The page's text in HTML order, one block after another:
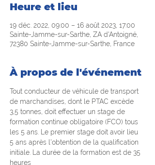
Heure et lieu
19 déc. 2022, 09:00 – 16 août 2023, 17:00
Sainte-Jamme-sur-Sarthe, ZA d'Antoigné,
72380 Sainte-Jamme-sur-Sarthe, France
À propos de l'événement
Tout conducteur de véhicule de transport
de marchandises, dont le PTAC excède
3,5 tonnes, doit effectuer un stage de
formation continue obligatoire (FCO) tous
les 5 ans. Le premier stage doit avoir lieu
5 ans après l'obtention de la qualification
initiale. La durée de la formation est de 35
heures